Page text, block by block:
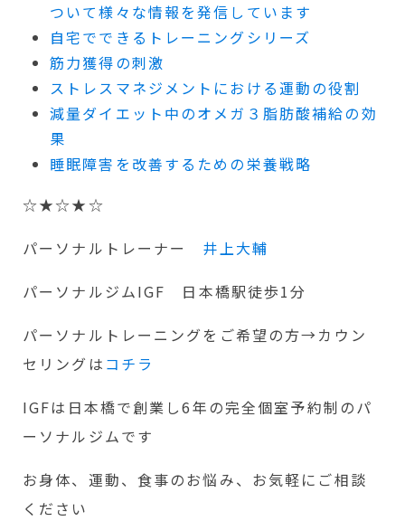
ついて様々な情報を発信しています
自宅でできるトレーニングシリーズ
筋力獲得の刺激
ストレスマネジメントにおける運動の役割
減量ダイエット中のオメガ３脂肪酸補給の効
果
睡眠障害を改善するための栄養戦略
☆★☆★☆
パーソナルトレーナー 井上大輔
パーソナルジムIGF 日本橋駅徒歩1分
パーソナルトレーニングをご希望の方→カウン
セリングは コチラ
IGFは日本橋で創業し6年の完全個室予約制のパ
ーソナルジムです
お身体、運動、食事のお悩み、お気軽にご相談
ください